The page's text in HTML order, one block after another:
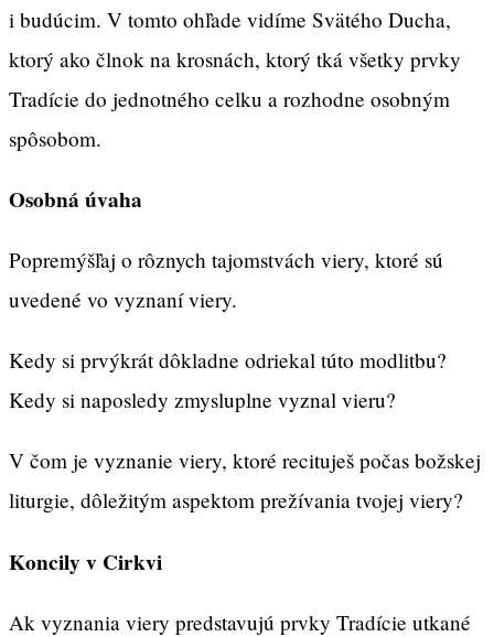
i budúcim. V tomto ohľade vidíme Svätého Ducha,
ktorý ako člnok na krosnách, ktorý tká všetky prvky
Tradície do jednotného celku a rozhodne osobným
spôsobom.
Osobná úvaha
Popremýšľaj o rôznych tajomstvách viery, ktoré sú
uvedené vo vyznaní viery.
Kedy si prvýkrát dôkladne odriekal túto modlitbu?
Kedy si naposledy zmysluplne vyznal vieru?
V čom je vyznanie viery, ktoré recituješ počas božskej
liturgie, dôležitým aspektom prežívania tvojej viery?
Koncily v Cirkvi
Ak vyznania viery predstavujú prvky Tradície utkané